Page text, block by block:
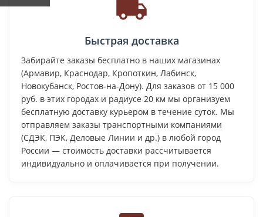
Быстрая доставка
Забирайте заказы бесплатно в наших магазинах
(Армавир, Краснодар, Кропоткин, Лабинск,
Новокубанск, Ростов-на-Дону). Для заказов от 15 000
руб. в этих городах и радиусе 20 км мы организуем
бесплатную доставку курьером в течение суток. Мы
отправляем заказы транспортными компаниями
(СДЭК, ПЭК, Деловые Линии и др.) в любой город
России — стоимость доставки рассчитывается
индивидуально и оплачивается при получении.